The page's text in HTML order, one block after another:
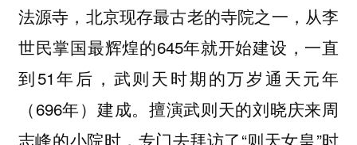
法源寺，北京现存最古老的寺院之一，从李
世民掌国最辉煌的645年就开始建设，一直
到51年后，武则天时期的万岁通天元年
（696年）建成。擅演武则天的刘晓庆来周
志峰的小院时，专门去拜访了“则天女皇”时